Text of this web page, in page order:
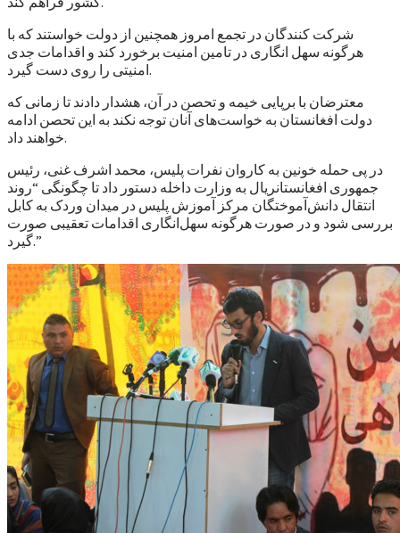
شرکت کنندگان در تجمع امروز همچنین از دولت خواستند که با
هرگونه سهل انگاری در تامین امنیت برخورد کند و اقدامات جدی
امنیتی را روی دست گیرد.
معترضان با برپایی خیمه و تحصن در آن، هشدار دادند تا زمانی که
دولت افغانستان به خواست‌های آنان توجه نکند به این تحصن ادامه
خواهند داد.
در پی حمله خونین به کاروان نفرات پلیس، محمد اشرف غنی، رئیس
جمهوری افغانستانريال به وزارت داخله دستور داد تا چگونگی “روند
انتقال دانش‌آموختگان مرکز آموزش پلیس در میدان وردک به کابل
بررسی شود و در صورت هرگونه سهل‌انگاری اقدامات تعقیبی صورت
گیرد.”